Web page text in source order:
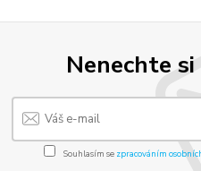
Nenechte
Souhlasím se zpracováním